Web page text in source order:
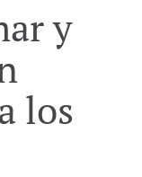
y
los